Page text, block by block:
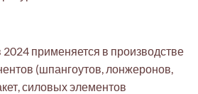
применяется в производстве
(шпангоутов, лонжеронов,
силовых элементов